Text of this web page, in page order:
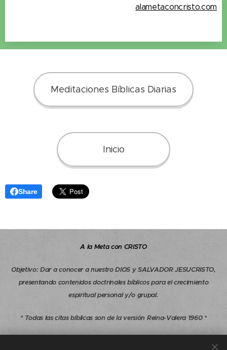
alametaconcristo.com
Meditaciones Bíblicas Diarias
Inicio
Share
A la Meta con CRISTO
Objetivo:Dar a conocer a nuestro DIOS y SALVADOR JESUCRISTO,
presentando contenidos doctrinales bíblicos para el crecimiento
espiritual personal y/o grupal.
* Todas las citas bíblicas son de la versión Reina-Valera 1960 *